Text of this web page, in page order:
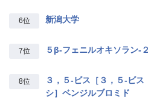
6位 新潟大学
7位 ５β‐フェニルオキソラン‐
8位
３，５‐ビス［３，５‐ビ
シ］ベンジルブロミド